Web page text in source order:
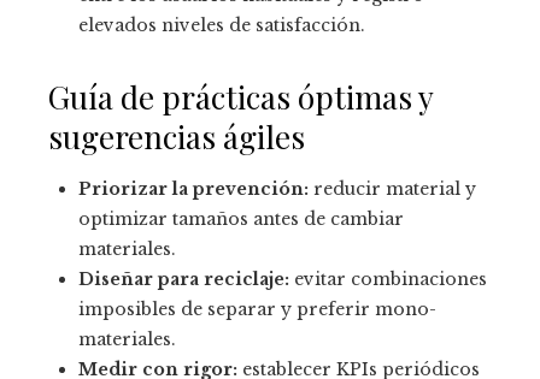
elevados niveles de satisfacción.
Guía de prácticas óptimas y
sugerencias ágiles
Priorizar la prevención: reducir material y
optimizar tamaños antes de cambiar
materiales.
Diseñar para reciclaje: evitar combinaciones
imposibles de separar y preferir mono-
materiales.
Medir con rigor: establecer KPIs periódicos